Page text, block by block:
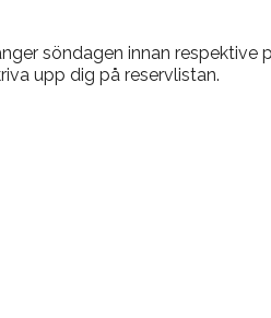
söndagen innan respektive
upp dig på reservlistan.